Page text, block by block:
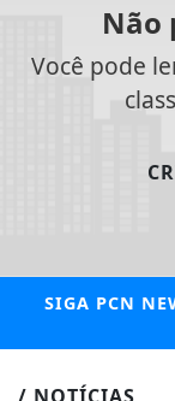
Não
Você pode
SIGA PCN
/ NOTÍCIAS